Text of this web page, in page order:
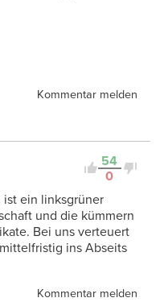
Kommentar melden
54
0
ein linksgrüner
und die kümmern
Bei uns verteuert
ins Abseits
Kommentar melden